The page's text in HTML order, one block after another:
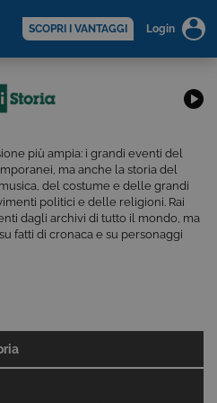
SCOPRI I VANTAGGI Login
più ampia: i grandi eventi del
ma anche la storia del
del costume e delle grandi
politici e delle religioni. Rai
dagli archivi di tutto il mondo, ma
fatti di cronaca e su personaggi